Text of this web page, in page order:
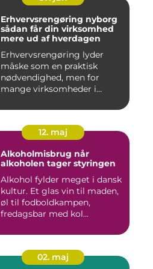
Erhvervsrengøring nyborg
sådan får din virksomhed
mere ud af hverdagen
Erhvervsrengøring lyder
måske som en praktisk
nødvendighed, men for
mange virksomheder i
12. maj
Alkoholmisbrug når
alkoholen tager styringen
Alkohol fylder meget i dansk
kultur. Et glas vin til maden,
øl til fodboldkampen,
fredagsbar med kol...
02. maj